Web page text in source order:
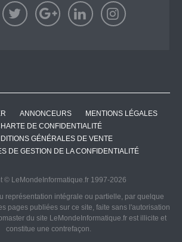
ANNONCEURS
MENTIONS LÉGALES
DE CONFIDENTIALITÉ
GÉNÉRALES DE VENTE
DE GESTION DE LA CONFIDENTIALITÉ
© LeMondeInformatique.fr 1997-2026
représentation intégrale ou partielle, par quelque
pages publiées sur ce site, faite sans l'autorisation
du site LeMondeInformatique.fr est illicite et
constitue une contrefaçon.